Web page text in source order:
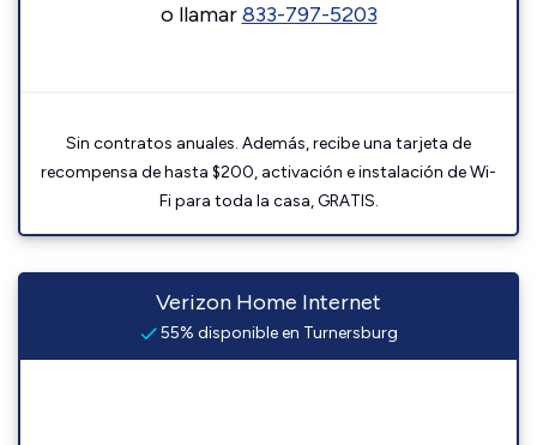
o llamar833-797-5203
Sin contratos anuales. Además, recibe una tarjeta de
recompensa de hasta $200, activación e instalación de Wi-
Fi para toda la casa, GRATIS.
Verizon Home Internet
55% disponible en Turnersburg